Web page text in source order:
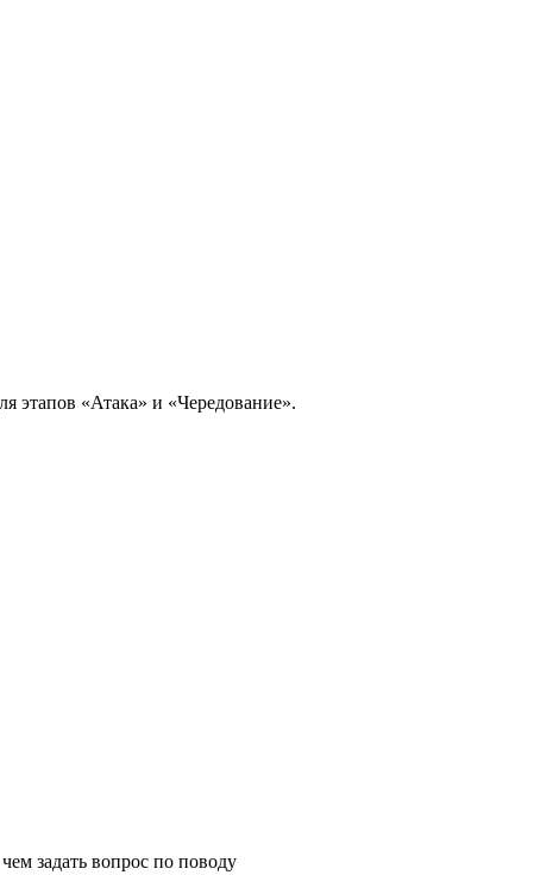
этапов «Атака» и «Чередование».
задать вопрос по поводу